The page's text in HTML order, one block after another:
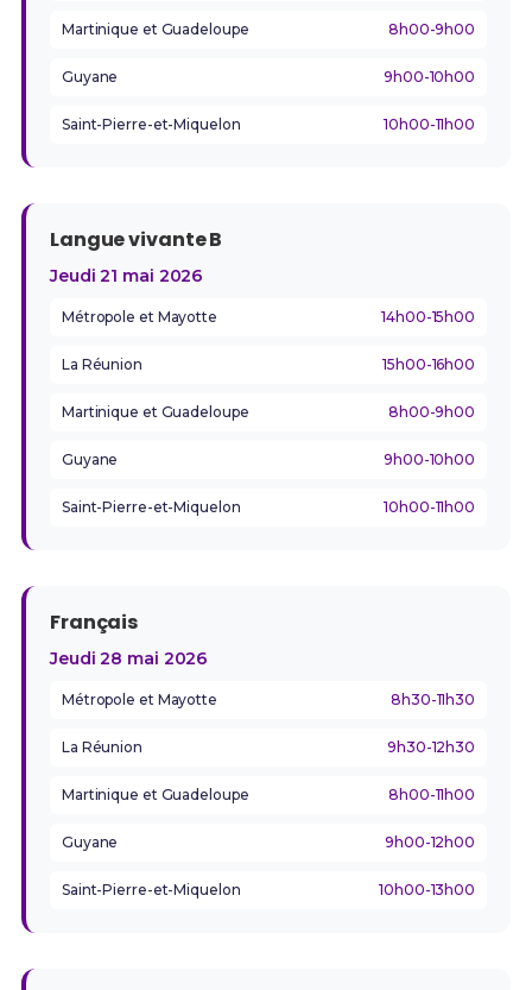
Martinique et Guadeloupe 8h00-9h00
Guyane 9h00-10h00
Saint-Pierre-et-Miquelon 10h00-11h00
Langue vivante B
Jeudi 21 mai 2026
Métropole et Mayotte 14h00-15h00
La Réunion 15h00-16h00
Martinique et Guadeloupe 8h00-9h00
Guyane 9h00-10h00
Saint-Pierre-et-Miquelon 10h00-11h00
Français
Jeudi 28 mai 2026
Métropole et Mayotte 8h30-11h30
La Réunion 9h30-12h30
Martinique et Guadeloupe 8h00-11h00
Guyane 9h00-12h00
Saint-Pierre-et-Miquelon 10h00-13h00